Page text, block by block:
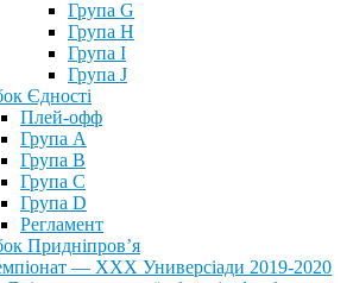
Група G
Група H
Група I
Група J
Єдності
Плей-офф
Група А
Група В
Група С
Група D
Регламент
Придніпров’я
— ХХХ Универсіади 2019-2020